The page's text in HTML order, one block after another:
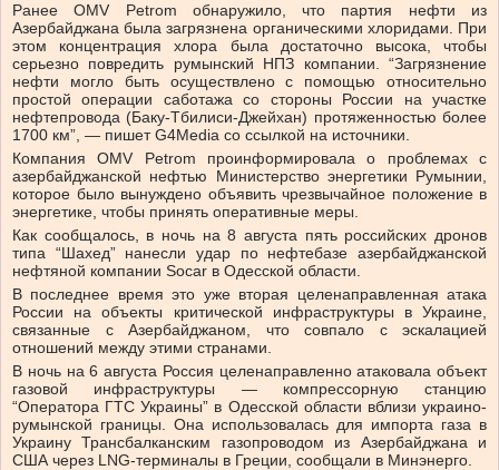
Ранее OMV Petrom обнаружило, что партия нефти из
Азербайджана была загрязнена органическими хлоридами. При
этом концентрация хлора была достаточно высока, чтобы
серьезно повредить румынский НПЗ компании. “Загрязнение
нефти могло быть осуществлено с помощью относительно
простой операции саботажа со стороны России на участке
нефтепровода (Баку-Тбилиси-Джейхан) протяженностью более
1700 км”, — пишет G4Media со ссылкой на источники.
Компания OMV Petrom проинформировала о проблемах с
азербайджанской нефтью Министерство энергетики Румынии,
которое было вынуждено объявить чрезвычайное положение в
энергетике, чтобы принять оперативные меры.
Как сообщалось, в ночь на 8 августа пять российских дронов
типа “Шахед” нанесли удар по нефтебазе азербайджанской
нефтяной компании Socar в Одесской области.
В последнее время это уже вторая целенаправленная атака
России на объекты критической инфраструктуры в Украине,
связанные с Азербайджаном, что совпало с эскалацией
отношений между этими странами.
В ночь на 6 августа Россия целенаправленно атаковала объект
газовой инфраструктуры — компрессорную станцию
“Оператора ГТС Украины” в Одесской области вблизи украино-
румынской границы. Она использовалась для импорта газа в
Украину Трансбалканским газопроводом из Азербайджана и
США через LNG-терминалы в Греции, сообщали в Минэнерго.